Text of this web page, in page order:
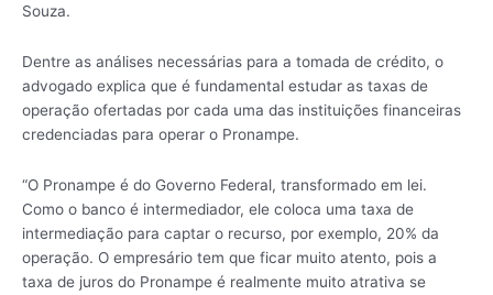
Souza.
Dentre as análises necessárias para a tomada de crédito, o
advogado explica que é fundamental estudar as taxas de
operação ofertadas por cada uma das instituições financeiras
credenciadas para operar o Pronampe.
“O Pronampe é do Governo Federal, transformado em lei.
Como o banco é intermediador, ele coloca uma taxa de
intermediação para captar o recurso, por exemplo, 20% da
operação. O empresário tem que ficar muito atento, pois a
taxa de juros do Pronampe é realmente muito atrativa se